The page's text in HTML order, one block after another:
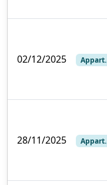
02/12/2025 Appart.
28/11/2025 Appart.